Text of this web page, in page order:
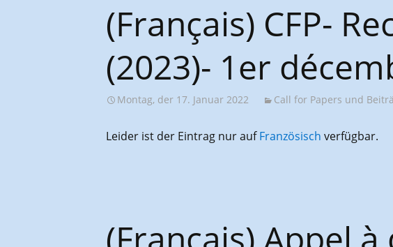
Studientage
(Français) CFP-
(2023)- 1er
Montag, der 17. Januar 2022 Call for Papers und
Leider ist der Eintrag nur aufFranzösisch verfügbar.